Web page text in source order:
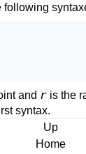
following
and ris the
syntax.
Up
Home